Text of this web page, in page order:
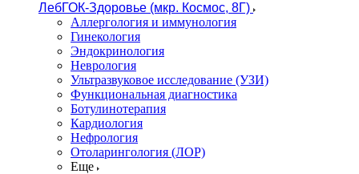
ЛебГОК-Здоровье (мкр. Космос, 8Г)
Аллергология и иммунология
Гинекология
Эндокринология
Неврология
Ультразвуковое исследование (УЗИ)
Функциональная диагностика
Ботулинотерапия
Кардиология
Нефрология
Отоларингология (ЛОР)
Еще